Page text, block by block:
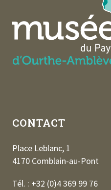
CONTACT
Place Leblanc, 1
4170 Comblain-au-Pont
Tél. : +32 (0)4 369 99 76